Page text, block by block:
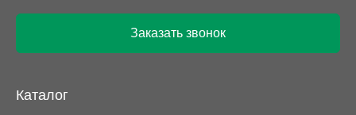
Заказать звонок
Каталог